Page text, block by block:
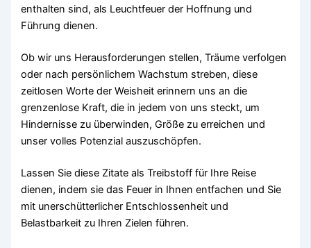
enthalten sind, als Leuchtfeuer der Hoffnung und
Führung dienen.
Ob wir uns Herausforderungen stellen, Träume verfolgen
oder nach persönlichem Wachstum streben, diese
zeitlosen Worte der Weisheit erinnern uns an die
grenzenlose Kraft, die in jedem von uns steckt, um
Hindernisse zu überwinden, Größe zu erreichen und
unser volles Potenzial auszuschöpfen.
Lassen Sie diese Zitate als Treibstoff für Ihre Reise
dienen, indem sie das Feuer in Ihnen entfachen und Sie
mit unerschütterlicher Entschlossenheit und
Belastbarkeit zu Ihren Zielen führen.